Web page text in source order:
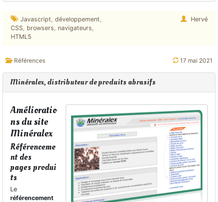
Javascript, développement,
CSS, browsers, navigateurs,
HTML5
Hervé
Références 17 mai 2021
Minéralex, distributeur de produits abrasifs
Amélioratio
ns du site
Minéralex
Référenceme
nt des
pages produi
ts
Le
référencement